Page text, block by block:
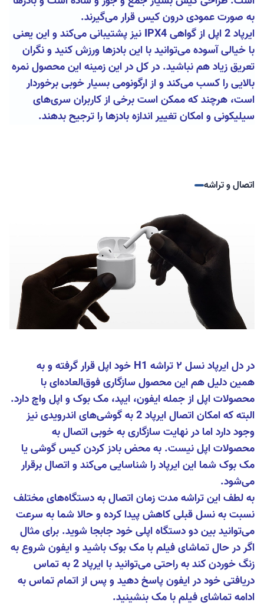
به صورت عمودی درون کیس قرار می‌گیرند.
ایرپاد 2 اپل از گواهی IPX4 نیز پشتیبانی می‌کند و این یعنی
با خیالی آسوده می‌توانید با این بادزها ورزش کنید و نگران
تعریق زیاد هم نباشید. در کل در این زمینه این محصول نمره
بالایی را کسب می‌کند و از ارگونومی بسیار خوبی برخوردار
است، هرچند که ممکن است برخی از کاربران سری‌های
سیلیکونی و امکان تغییر اندازه بادزها را ترجیح بدهند.
اتصال و تراشه
در دل ایرپاد نسل ۲ تراشه H1 خود اپل قرار گرفته و به
همین دلیل هم این محصول سازگاری فوق‌العاده‌ای با
محصولات اپل از جمله ایفون، ایپد، مک بوک و اپل واچ دارد.
البته که امکان اتصال ایرپاد 2 به گوشی‌های اندرویدی نیز
وجود دارد اما در نهایت سازگاری به خوبی اتصال به
محصولات اپل نیست. به محض بادز کردن کیس گوشی یا
مک بوک شما این ایرپاد را شناسایی می‌کند و اتصال برقرار
می‌شود.
به لطف این تراشه مدت زمان اتصال به دستگاه‌های مختلف
نسبت به نسل قبلی کاهش پیدا کرده و حالا شما به سرعت
می‌توانید بین دو دستگاه اپلی خود جابجا شوید. برای مثال
اگر در حال تماشای فیلم با مک بوک باشید و ایفون شروع به
زنگ خوردن کند به راحتی می‌توانید با ایرپاد 2 به تماس
دریافتی خود در ایفون پاسخ دهید و پس از اتمام تماس به
ادامه تماشای فیلم با مک بنشینید.